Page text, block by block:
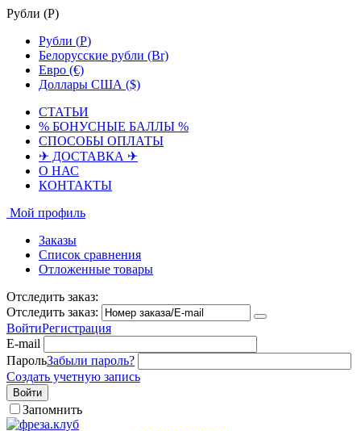
Рубли (Р)
Рубли (Р)
Белорусские рубли (Br)
Евро (€)
Доллары США ($)
СТАТЬИ
% БОНУСНЫЕ БАЛЛЫ %
СПОСОБЫ ОПЛАТЫ
✈ ДОСТАВКА ✈
О НАС
КОНТАКТЫ
Мой профиль
Заказы
Список сравнения
Отложенные товары
Отследить заказ:
Отследить заказ:
ВойтиРегистрация
E-mail
ПарольЗабыли пароль?
Создать учетную запись
Войти
Запомнить